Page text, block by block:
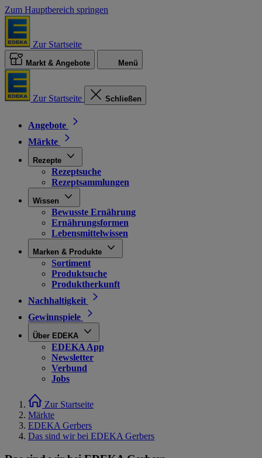
Zum Hauptbereich springen
Zur Startseite
Markt & Angebote Menü
Zur Startseite Schließen
Angebote
Märkte
Rezepte
Rezeptsuche
Rezeptsammlungen
Wissen
Bewusste Ernährung
Ernährungsformen
Lebensmittelwissen
Marken & Produkte
Sortiment
Produktsuche
Produktherkunft
Nachhaltigkeit
Gewinnspiele
Über EDEKA
EDEKA App
Newsletter
Verbund
Jobs
Zur Startseite
Märkte
EDEKA Gerbers
Das sind wir bei EDEKA Gerbers